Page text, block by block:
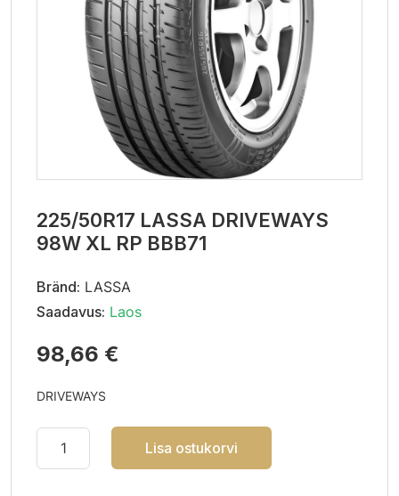
225/50R17 LASSA DRIVEWAYS
98W XL RP BBB71
Bränd: LASSA
Saadavus: Laos
98,66 €
DRIVEWAYS
Lisa ostukorvi